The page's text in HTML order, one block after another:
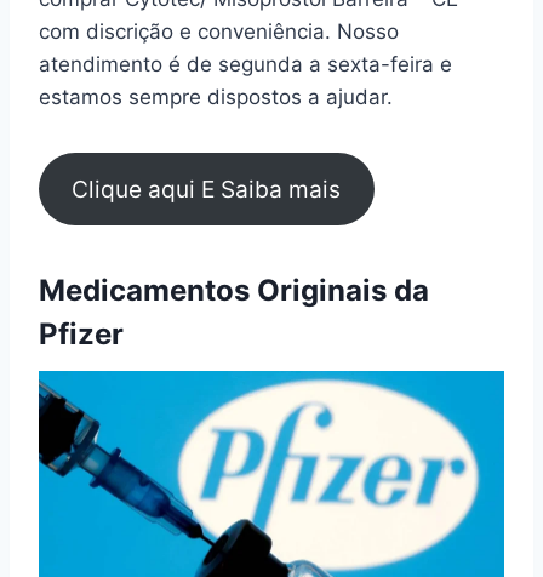
com discrição e conveniência. Nosso
atendimento é de segunda a sexta-feira e
estamos sempre dispostos a ajudar.
Clique aqui E Saiba mais
Medicamentos Originais da
Pfizer